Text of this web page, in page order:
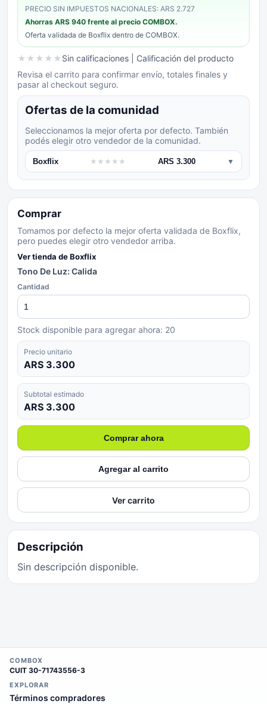
PRECIO SIN IMPUESTOS NACIONALES: ARS 2.727
Ahorras ARS 940 frente al precio COMBOX.
Oferta validada de Boxflix dentro de COMBOX.
★ ★ ★ ★ ★Sin calificaciones | Calificación del producto
Revisa el carrito para confirmar envío, totales finales y
pasar al checkout seguro.
Ofertas de la comunidad
Seleccionamos la mejor oferta por defecto. También
podés elegir otro vendedor de la comunidad.
Boxflix ★ ★ ★ ★ ★ ARS 3.300 ▼
Comprar
Tomamos por defecto la mejor oferta validada de Boxflix,
pero puedes elegir otro vendedor arriba.
Ver tienda deBoxflix
Tono De Luz: Calida
Cantidad
Stock disponible para agregar ahora: 20
Precio unitario
ARS 3.300
Subtotal estimado
ARS 3.300
Comprar ahora
Agregar al carrito
Ver carrito
Descripción
Sin descripción disponible.
COMBOX
CUIT 30-71743556-3
EXPLORAR
Términos compradores